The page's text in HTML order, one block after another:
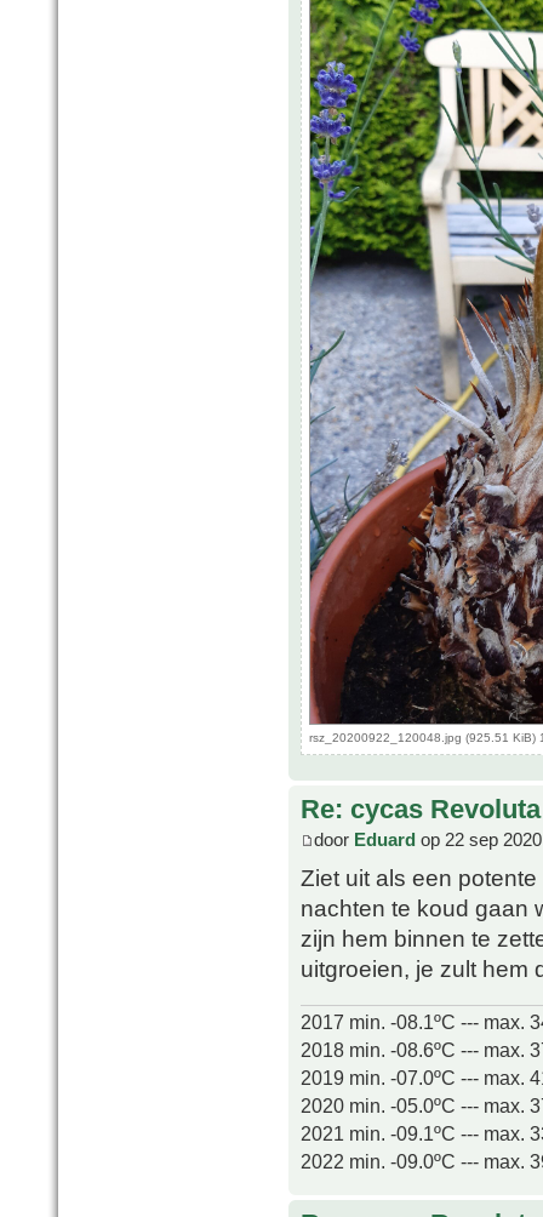
rsz_20200922_120048.jpg (925.51 KiB)
Re: cycas Revoluta
door Eduard op 22 sep
Ziet uit als een
nachten te koud gaan
zijn hem binnen te
uitgroeien, je zult hem
2017 min. -08.1ºC --- max.
2018 min. -08.6ºC --- max.
2019 min. -07.0ºC --- max.
2020 min. -05.0ºC --- max.
2021 min. -09.1ºC --- max.
2022 min. -09.0ºC --- max.